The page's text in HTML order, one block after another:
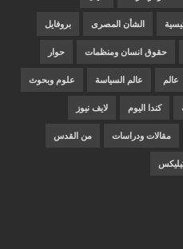
الشأن المصرى بروفايل
حقوق انسان ومنظمات حوار
عالم عالم السياسة علوم وبحوث
كندا اليوم لايف نيوز
مقالات ودراسات من القدس